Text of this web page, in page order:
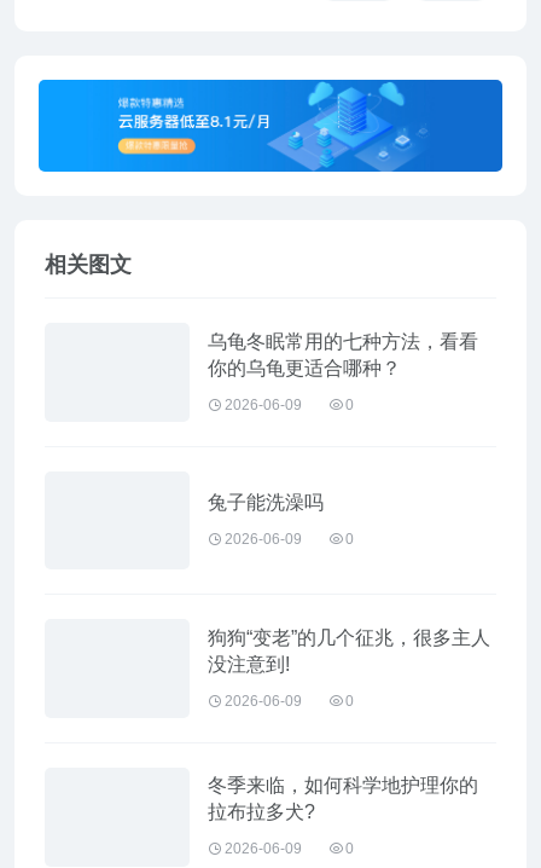
相关图文
乌龟冬眠常用的七种方法，看看
你的乌龟更适合哪种？
2026-06-09 0
兔子能洗澡吗
2026-06-09 0
狗狗“变老”的几个征兆，很多主人
没注意到!
2026-06-09 0
冬季来临，如何科学地护理你的
拉布拉多犬?
2026-06-09 0